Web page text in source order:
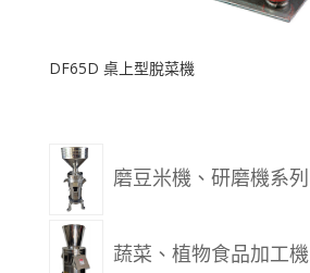
DF65D 桌上型脫菜機
磨豆米機、研磨機系列
蔬菜、植物食品加工機